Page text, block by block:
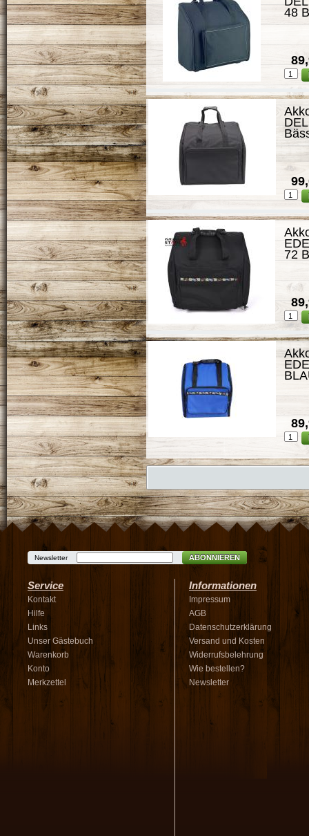
48
72
Newsletter ABONNIEREN
Service
Kontakt
Hilfe
Links
Unser Gästebuch
Warenkorb
Konto
Merkzettel
Informationen
Impressum
AGB
Datenschutzerklärung
Versand und Kosten
Widerrufsbelehrung
Wie bestellen?
Newsletter